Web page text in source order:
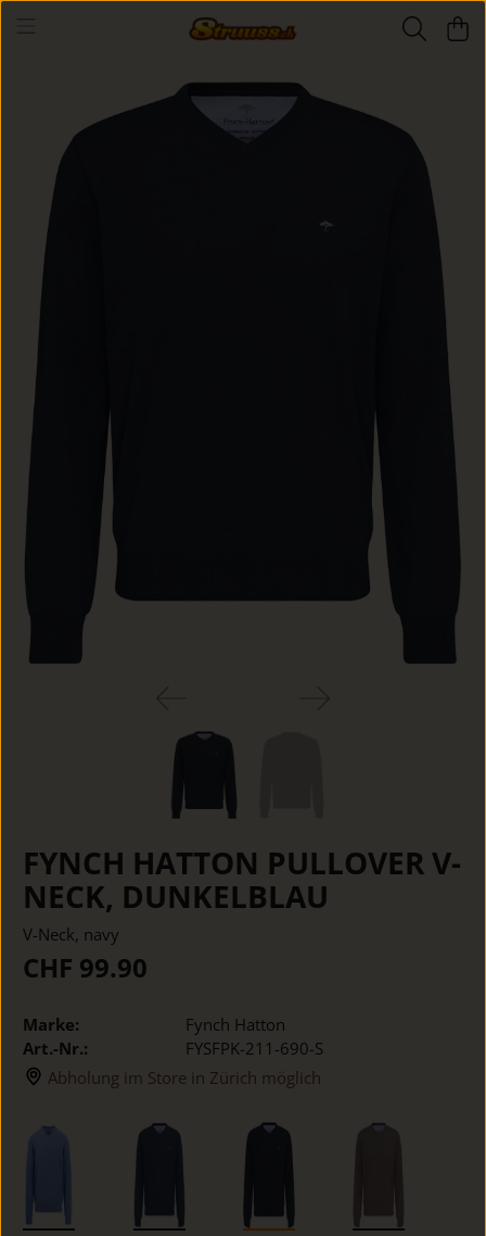
FYNCH HATTON PULLOVER V-
NECK, DUNKELBLAU
V-Neck, navy
CHF 99.90
Marke:
Fynch Hatton
Art.-Nr.:
FYSFPK-211-690-S
Abholung im Store in Zürich möglich